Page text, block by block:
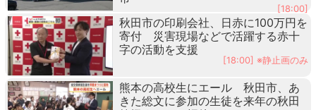
[18:00]
秋田市の印刷会社、日赤に100万円を
寄付 災害現場などで活躍する赤十
字の活動を支援
[18:00] ※静止画のみ
熊本の高校生にエール 秋田市、あ
きた総文に参加の生徒を来年の秋田